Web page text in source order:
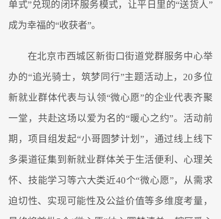
单式”兑现的闭环服务模式，让平日里的“送货人”
成为幸福的“收获者”。
在北京市西城区新街口街道党群服务中心举
办的“追光骑士，筑梦同行”主题活动上，20多位
新就业群体代表与认领“微心愿”的企业代表齐聚
一堂，共赴这场以爱为名的“暖心之约”。活动前
期，项目组发起“小哥圆梦计划”，通过线上线下
多渠道征集到新就业群体关于生活便利、心理关
怀、技能学习等六大类近40个“微心愿”，从需求
迫切性、实现可能性及公益价值等多维度考量，